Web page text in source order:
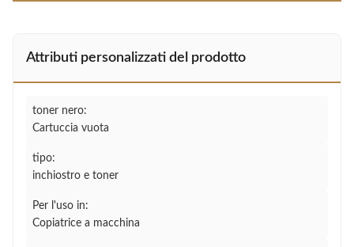
Attributi personalizzati del prodotto
toner nero:
Cartuccia vuota
tipo:
inchiostro e toner
Per l'uso in:
Copiatrice a macchina